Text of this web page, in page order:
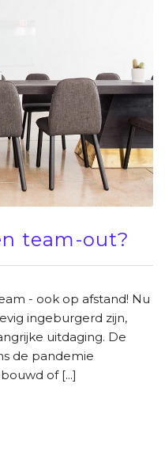
team-out?
- ook op afstand! Nu
ingeburgerd zijn,
uitdaging. De
de pandemie
of [...]